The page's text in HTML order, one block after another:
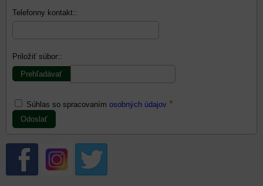
Telefonny kontakt::
Priložiť súbor::
Súhlas so spracovaním osobných údajov *
Odoslať